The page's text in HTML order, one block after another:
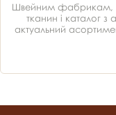
Швейним фабрикам,
тканин і каталог
актуальний